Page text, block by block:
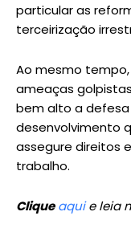
particular as
terceirização
Ao mesmo
ameaças
bem alto a
desenvolvimento
assegure direitos
trabalho.
Clique aquie leia